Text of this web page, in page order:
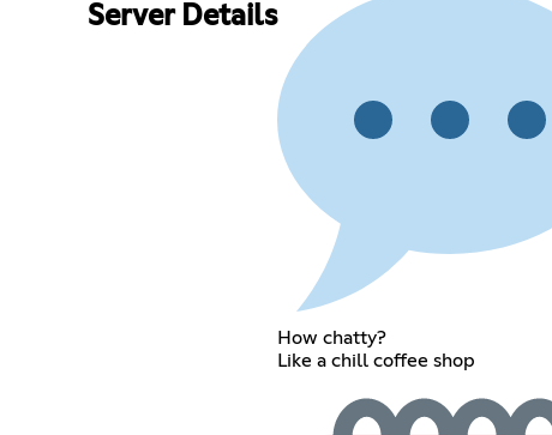
Server Details
How chatty?
Like a chill coffee shop